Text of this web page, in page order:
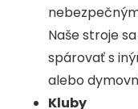
Naše stroje
spárovať s
alebo
Kluby